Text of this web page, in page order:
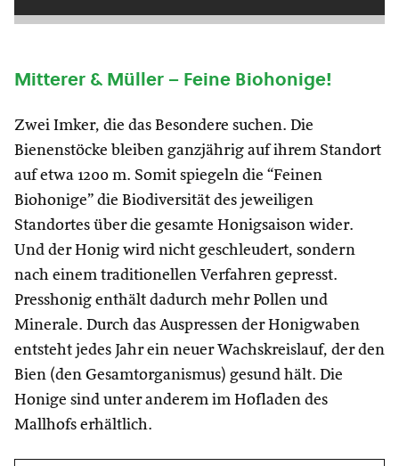
Mitterer & Müller – Feine Biohonige!
Zwei Imker, die das Besondere suchen. Die
Bienenstöcke bleiben ganzjährig auf ihrem Standort
auf etwa 1200 m. Somit spiegeln die “Feinen
Biohonige” die Biodiversität des jeweiligen
Standortes über die gesamte Honigsaison wider.
Und der Honig wird nicht geschleudert, sondern
nach einem traditionellen Verfahren gepresst.
Presshonig enthält dadurch mehr Pollen und
Minerale. Durch das Auspressen der Honigwaben
entsteht jedes Jahr ein neuer Wachskreislauf, der den
Bien (den Gesamtorganismus) gesund hält. Die
Honige sind unter anderem im Hofladen des
Mallhofs erhältlich.